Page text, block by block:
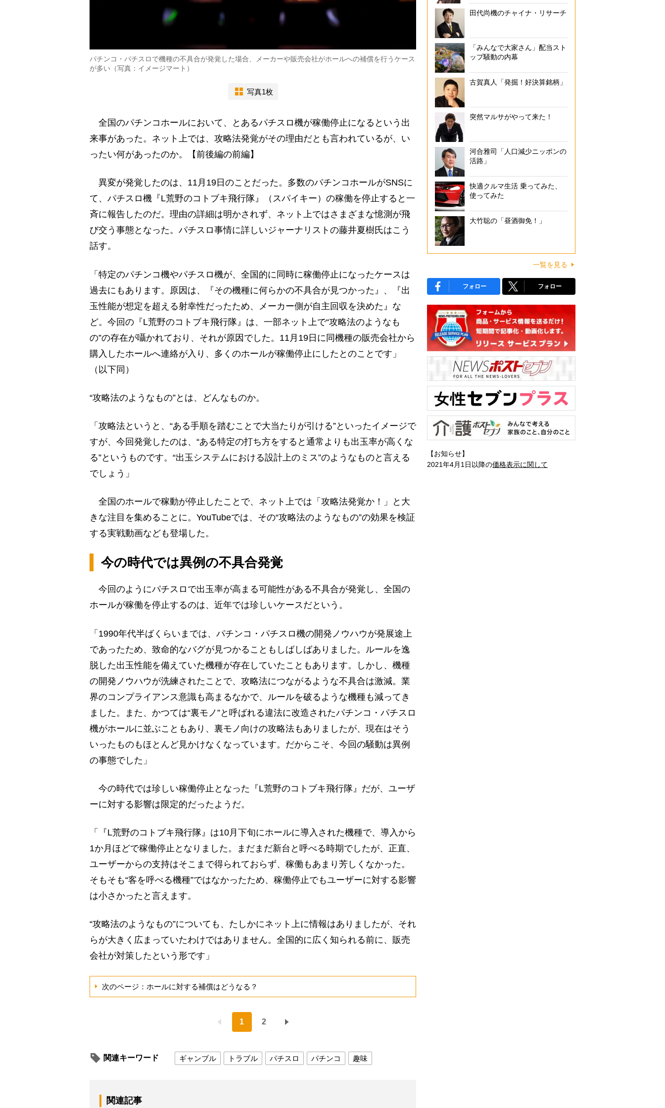
パチンコ・パチスロで機種の不具合が発覚した場合、メーカーや販売会社がホールへの補償を行うケース
が多い（写真：イメージマート）
写真1枚
全国のパチンコホールにおいて、とあるパチスロ機が稼働停止になるという出
来事があった。ネット上では、攻略法発覚がその理由だとも言われているが、い
ったい何があったのか。【前後編の前編】
異変が発覚したのは、11月19日のことだった。多数のパチンコホールがSNSに
て、パチスロ機『L荒野のコトブキ飛行隊』（スパイキー）の稼働を停止すると一
斉に報告したのだ。理由の詳細は明かされず、ネット上ではさまざまな憶測が飛
び交う事態となった。パチスロ事情に詳しいジャーナリストの藤井夏樹氏はこう
話す。
「特定のパチンコ機やパチスロ機が、全国的に同時に稼働停止になったケースは
過去にもあります。原因は、『その機種に何らかの不具合が見つかった』、『出
玉性能が想定を超える射幸性だったため、メーカー側が自主回収を決めた』な
ど。今回の『L荒野のコトブキ飛行隊』は、一部ネット上で“攻略法のようなも
の”の存在が囁かれており、それが原因でした。11月19日に同機種の販売会社から
購入したホールへ連絡が入り、多くのホールが稼働停止にしたとのことです」
（以下同）
“攻略法のようなもの”とは、どんなものか。
「攻略法というと、“ある手順を踏むことで大当たりが引ける”といったイメージで
すが、今回発覚したのは、“ある特定の打ち方をすると通常よりも出玉率が高くな
る”というものです。“出玉システムにおける設計上のミス”のようなものと言える
でしょう」
全国のホールで稼動が停止したことで、ネット上では「攻略法発覚か！」と大
きな注目を集めることに。YouTubeでは、その“攻略法のようなもの”の効果を検証
する実戦動画なども登場した。
今の時代では異例の不具合発覚
今回のようにパチスロで出玉率が高まる可能性がある不具合が発覚し、全国の
ホールが稼働を停止するのは、近年では珍しいケースだという。
「1990年代半ばくらいまでは、パチンコ・パチスロ機の開発ノウハウが発展途上
であったため、致命的なバグが見つかることもしばしばありました。ルールを逸
脱した出玉性能を備えていた機種が存在していたこともあります。しかし、機種
の開発ノウハウが洗練されたことで、攻略法につながるような不具合は激減。業
界のコンプライアンス意識も高まるなかで、ルールを破るような機種も減ってき
ました。また、かつては“裏モノ”と呼ばれる違法に改造されたパチンコ・パチスロ
機がホールに並ぶこともあり、裏モノ向けの攻略法もありましたが、現在はそう
いったものもほとんど見かけなくなっています。だからこそ、今回の騒動は異例
の事態でした」
今の時代では珍しい稼働停止となった『L荒野のコトブキ飛行隊』だが、ユーザ
ーに対する影響は限定的だったようだ。
「『L荒野のコトブキ飛行隊』は10月下旬にホールに導入された機種で、導入から
1か月ほどで稼働停止となりました。まだまだ新台と呼べる時期でしたが、正直、
ユーザーからの支持はそこまで得られておらず、稼働もあまり芳しくなかった。
そもそも“客を呼べる機種”ではなかったため、稼働停止でもユーザーに対する影響
は小さかったと言えます。
“攻略法のようなもの”についても、たしかにネット上に情報はありましたが、それ
らが大きく広まっていたわけではありません。全国的に広く知られる前に、販売
会社が対策したという形です」
次のページ：ホールに対する補償はどうなる？
1 2
関連キーワード ギャンブル トラブル パチスロ パチンコ 趣味
関連記事
田代尚機のチャイナ・リサーチ
「みんなで大家さん」配当スト
ップ騒動の内幕
古賀真人「発掘！好決算銘柄」
突然マルサがやって来た！
河合雅司「人口減少ニッポンの
活路」
快適クルマ生活 乗ってみた、
使ってみた
大竹聡の「昼酒御免！」
一覧を見る
フォロー フォロー
【お知らせ】
2021年4月1日以降の価格表示に関して